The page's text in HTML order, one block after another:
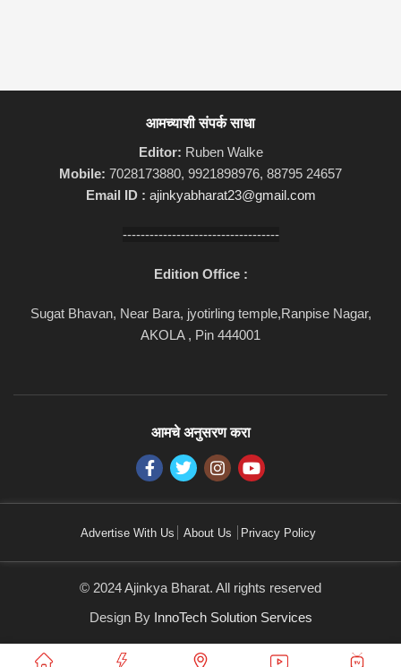
आमच्याशी संपर्क साधा
Editor: Ruben Walke
Mobile: 7028173880, 9921898976, 88795 24657
Email ID : ajinkyabharat23@gmail.com
-----------------------------------
Edition Office :
Sugat Bhavan, Near Bara, jyotirling temple,Ranpise Nagar,
AKOLA , Pin 444001
आमचे अनुसरण करा
Advertise With Us About Us Privacy Policy
© 2024 Ajinkya Bharat. All rights reserved
Design By InnoTech Solution Services